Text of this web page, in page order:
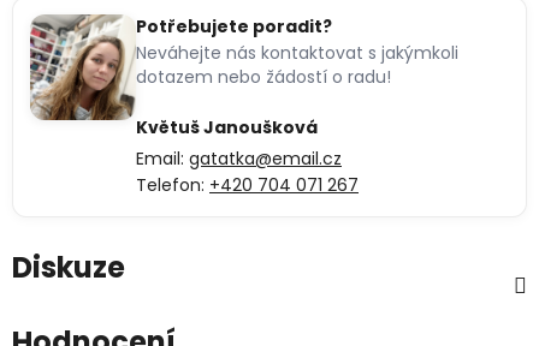
Potřebujete poradit?
Neváhejte nás kontaktovat s jakýmkoli
dotazem nebo žádostí o radu!
Květuš Janoušková
Email: gatatka@email.cz
Telefon: +420 704 071 267
Diskuze